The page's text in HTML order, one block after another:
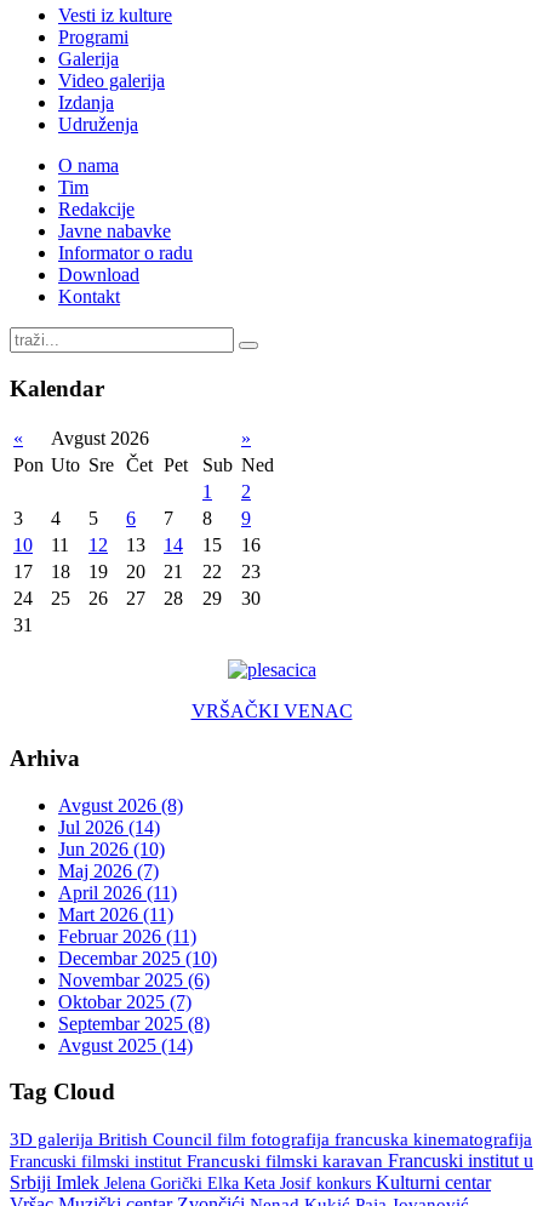
Vesti iz kulture
Programi
Galerija
Video galerija
Izdanja
Udruženja
O nama
Tim
Redakcije
Javne nabavke
Informator o radu
Download
Kontakt
Kalendar
« Avgust 2026
»
Pon Uto Sre Čet Pet Sub Ned
1
2
3
4 5 6 7 8
9
10
11 12 13 14 15
16
17
18 19 20 21 22
23
24
25 26 27 28 29
30
31
VRŠAČKI VENAC
Arhiva
Avgust 2026 (8)
Jul 2026 (14)
Jun 2026 (10)
Maj 2026 (7)
April 2026 (11)
Mart 2026 (11)
Februar 2026 (11)
Decembar 2025 (10)
Novembar 2025 (6)
Oktobar 2025 (7)
Septembar 2025 (8)
Avgust 2025 (14)
Tag Cloud
3D galerija British Council film fotografija francuska kinematografija
Francuski filmski institut Francuski filmski karavan Francuski institut u
Srbiji Imlek Jelena Gorički Elka Keta Josif konkurs Kulturni centar